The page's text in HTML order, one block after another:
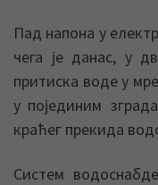
Пад напона у
чега је данас, у
притиска воде у
у појединим
краћег прекида
Систем